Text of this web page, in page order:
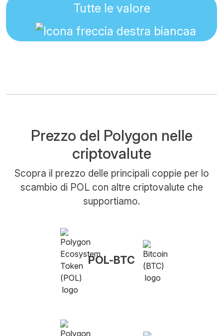
Tutte le valore
Prezzo del Polygon nelle
criptovalute
Scopra il prezzo delle principali coppie per lo
scambio di POL con altre criptovalute che
supportiamo.
POL-BTC